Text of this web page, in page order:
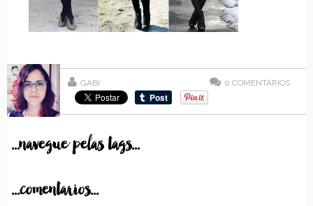
GABI 0 COMENTÁRIOS
...navegue pelas tags...
...comentarios...